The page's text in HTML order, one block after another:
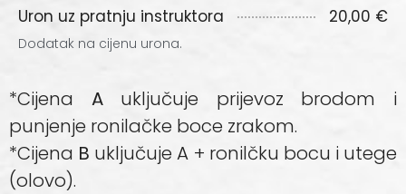
Uron uz pratnju instruktora 20,00 €
Dodatak na cijenu urona.
*Cijena Auključuje prijevoz brodom i
punjenje ronilačke boce zrakom.
*Cijena B uključuje A + ronilčku bocu i utege
(olovo).